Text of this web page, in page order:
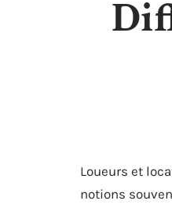
Loueurs et
notions